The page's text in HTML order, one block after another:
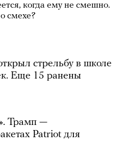
когда ему не смешно.
смехе?
стрельбу в школе
Еще 15 ранены
Трамп —
Patriot для